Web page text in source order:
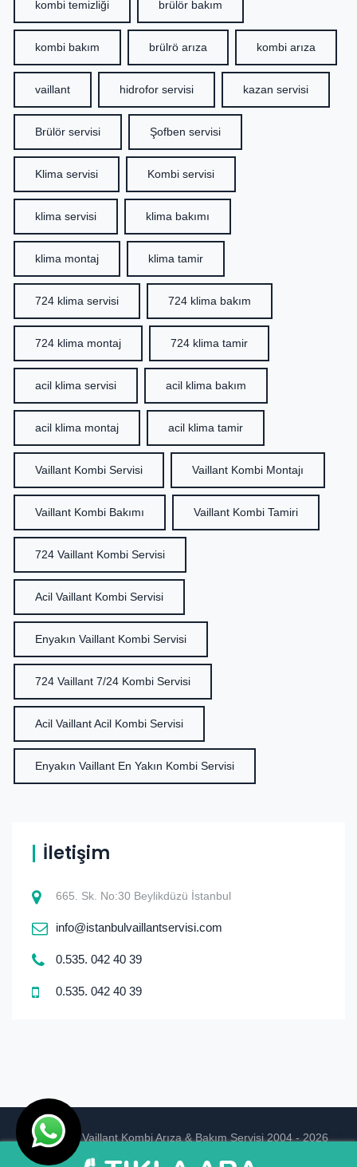
kombi temizliği brülör bakım
kombi bakım brülrö arıza kombi arıza
vaillant hidrofor servisi kazan servisi
Brülör servisi Şofben servisi
Klima servisi Kombi servisi
klima servisi klima bakımı
klima montaj klima tamir
724 klima servisi 724 klima bakım
724 klima montaj 724 klima tamir
acil klima servisi acil klima bakım
acil klima montaj acil klima tamir
Vaillant Kombi Servisi Vaillant Kombi Montajı
Vaillant Kombi Bakımı Vaillant Kombi Tamiri
724 Vaillant Kombi Servisi
Acil Vaillant Kombi Servisi
Enyakın Vaillant Kombi Servisi
724 Vaillant 7/24 Kombi Servisi
Acil Vaillant Acil Kombi Servisi
Enyakın Vaillant En Yakın Kombi Servisi
İletişim
665. Sk. No:30 Beylikdüzü İstanbul
info@istanbulvaillantservisi.com
0.535. 042 40 39
0.535. 042 40 39
© istanbul Vaillant Kombi Arıza & Bakım Servisi 2004 - 2026
Tasarım Ankara Hosting